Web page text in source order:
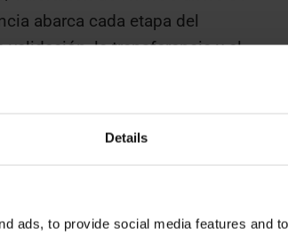
Details
ads, to provide social media features and
abarca cada etapa del
validación, la transferencia y el
y Liberación de Lotes
posiblemente debido a la
del Reino Unido tras el
Reino Unido que ofrecen
(PD) fuera del Reino Unido,